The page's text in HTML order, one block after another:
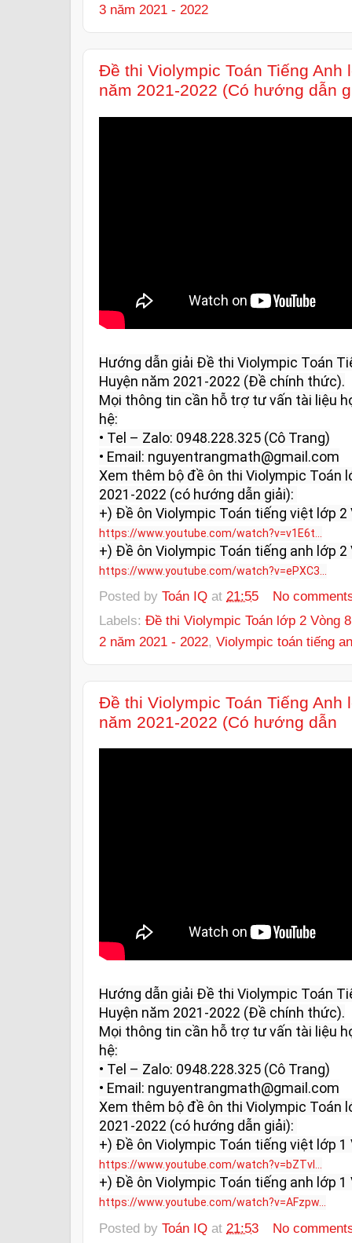
3 năm 2021 - 2022
Đề thi Violympic Toán Tiếng Anh
năm 2021-2022 (Có hướng dẫn
Hướng dẫn giải Đề thi Violympic Toán
Huyện năm 2021-2022 (Đề chính thức).
Mọi thông tin cần hỗ trợ tư vấn tài liệu
hệ:
• Tel – Zalo: 0948.228.325 (Cô Trang)
• Email: nguyentrangmath@gmail.com
Xem thêm bộ đề ôn thi Violympic Toán
2021-2022 (có hướng dẫn giải):
https://www.youtube.com/watch?v=v1E6t...
https://www.youtube.com/watch?v=ePXC3...
Posted by Toán IQ at 21:55
No
Labels: Đề thi Violympic Toán lớp 2 Vòng
2 năm 2021 - 2022, Violympic toán tiếng
Đề thi Violympic Toán Tiếng Anh
năm 2021-2022 (Có hướng dẫn
Hướng dẫn giải Đề thi Violympic Toán
Huyện năm 2021-2022 (Đề chính thức).
Mọi thông tin cần hỗ trợ tư vấn tài liệu
hệ:
• Tel – Zalo: 0948.228.325 (Cô Trang)
• Email: nguyentrangmath@gmail.com
Xem thêm bộ đề ôn thi Violympic Toán
2021-2022 (có hướng dẫn giải):
https://www.youtube.com/watch?v=bZTvl...
https://www.youtube.com/watch?v=AFzpw...
Posted by Toán IQ at 21:53
No